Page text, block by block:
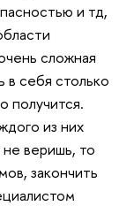
и тд,
сложная
в себя столько
получится.
из них
веришь, то
закончить